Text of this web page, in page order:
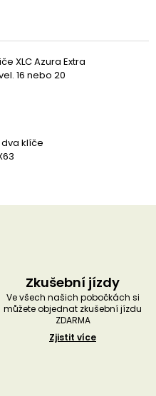
XLC Azura Extra
16 nebo 20
klíče
Zkušební jízdy
Ve všech našich pobočkách si
můžete objednat zkušební jízdu
ZDARMA
Zjistit více